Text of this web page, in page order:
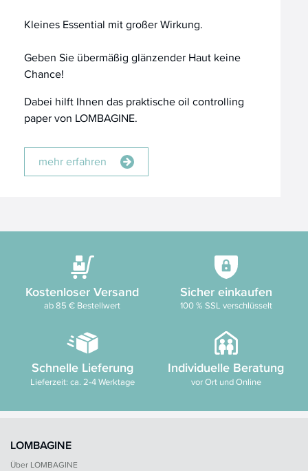
Kleines Essential mit großer Wirkung.
Geben Sie übermäßig glänzender Haut keine
Chance!
Dabei hilft Ihnen das praktische oil controlling
paper von LOMBAGINE.
mehr erfahren
Kostenloser Versand
ab 85 € Bestellwert
Sicher einkaufen
100 % SSL verschlüsselt
Schnelle Lieferung
Lieferzeit: ca. 2-4 Werktage
Individuelle Beratung
vor Ort und Online
LOMBAGINE
Über LOMBAGINE